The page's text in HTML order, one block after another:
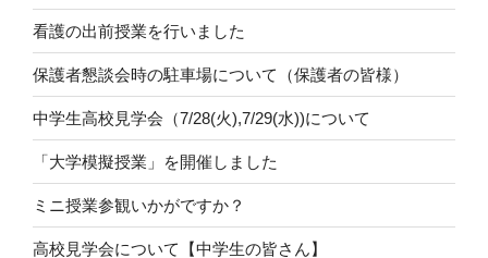
看護の出前授業を行いました
保護者懇談会時の駐車場について（保護者の皆様）
中学生高校見学会（7/28(火),7/29(水))について
「大学模擬授業」を開催しました
ミニ授業参観いかがですか？
高校見学会について【中学生の皆さん】